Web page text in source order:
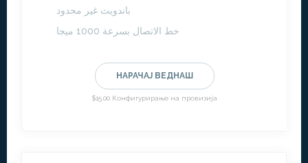
باندويث غير محدود
خط الاتصال بسرعة 1000 ميجا
НАРАЧАЈ ВЕДНАШ
$15.00 Конфигурирање на провизија